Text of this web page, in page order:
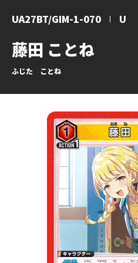
藤田 ことね
ふじた ことね
UA27BT/GIM-1-070 U